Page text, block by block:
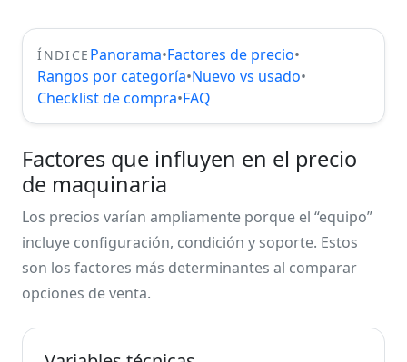
ÍNDICE Panorama•Factores de precio•
Rangos por categoría•Nuevo vs usado•
Checklist de compra•FAQ
Factores que influyen en el precio
de maquinaria
Los precios varían ampliamente porque el “equipo”
incluye configuración, condición y soporte. Estos
son los factores más determinantes al comparar
opciones de venta.